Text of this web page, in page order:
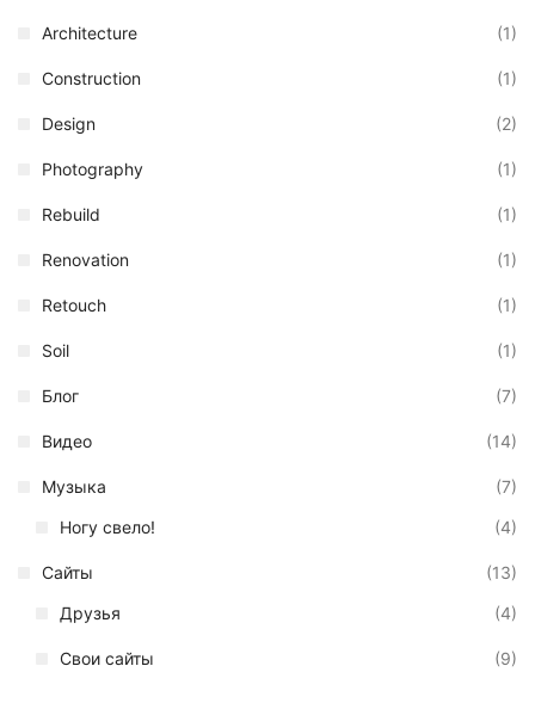
Architecture (1)
Construction (1)
Design (2)
Photography (1)
Rebuild (1)
Renovation (1)
Retouch (1)
Soil (1)
Блог (7)
Видео (14)
Музыка
(7)
Ногу свело!
(4)
Сайты
(13)
Друзья
(4)
Свои сайты (9)